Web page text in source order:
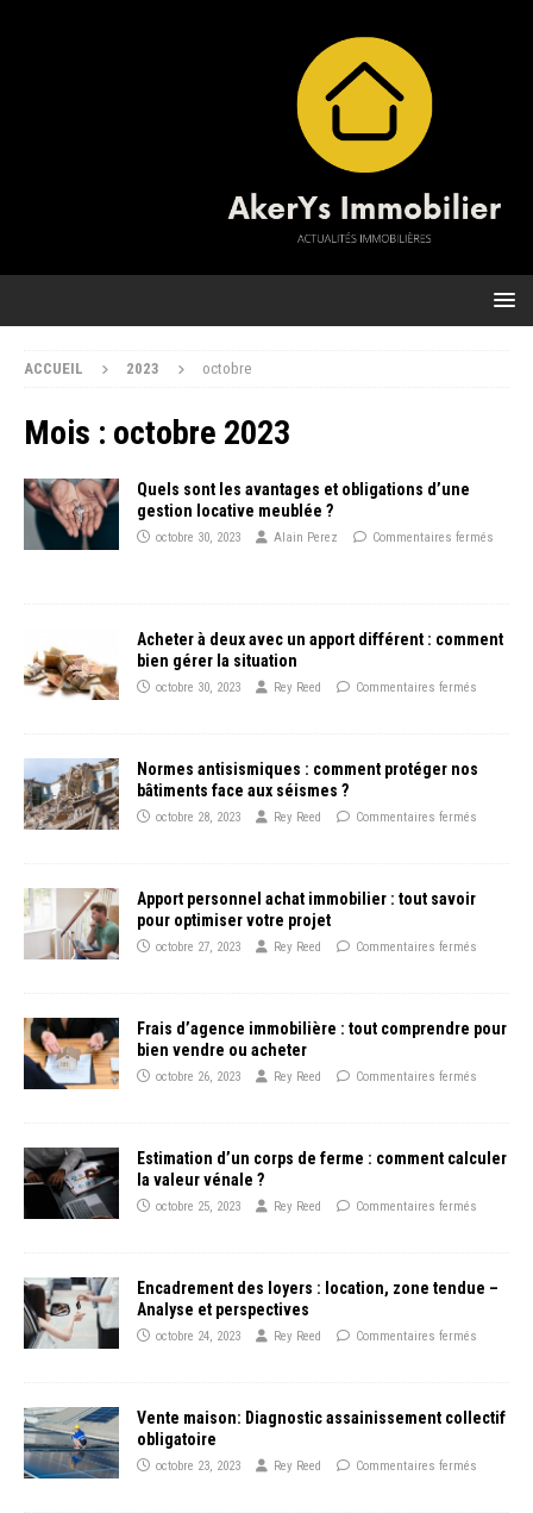
ACCUEIL 2023 octobre
Mois : octobre 2023
Quels sont les avantages et obligations d’une
gestion locative meublée ?
octobre 30, 2023 Alain Perez Commentaires fermés
Acheter à deux avec un apport différent : comment
bien gérer la situation
octobre 30, 2023 Rey Reed Commentaires fermés
Normes antisismiques : comment protéger nos
bâtiments face aux séismes ?
octobre 28, 2023 Rey Reed Commentaires fermés
Apport personnel achat immobilier : tout savoir
pour optimiser votre projet
octobre 27, 2023 Rey Reed Commentaires fermés
Frais d’agence immobilière : tout comprendre pour
bien vendre ou acheter
octobre 26, 2023 Rey Reed Commentaires fermés
Estimation d’un corps de ferme : comment calculer
la valeur vénale ?
octobre 25, 2023 Rey Reed Commentaires fermés
Encadrement des loyers : location, zone tendue –
Analyse et perspectives
octobre 24, 2023 Rey Reed Commentaires fermés
Vente maison: Diagnostic assainissement collectif
obligatoire
octobre 23, 2023 Rey Reed Commentaires fermés